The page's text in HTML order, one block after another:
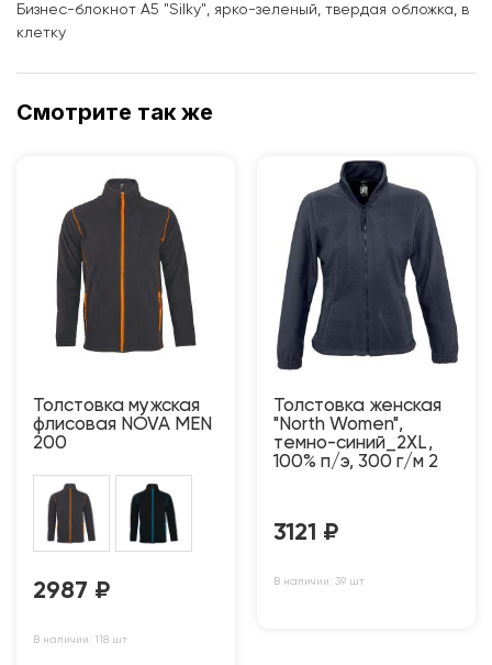
Бизнес-блокнот А5 "Silky", ярко-зеленый, твердая обложка, в
клетку
Смотрите так же
Толстовка мужская
флисовая NOVA MEN
200
2987 ₽
В наличии: 118 шт
Толстовка женская
"North Women",
темно-синий_2XL,
100% п/э, 300 г/м 2
3121 ₽
В наличии: 39 шт